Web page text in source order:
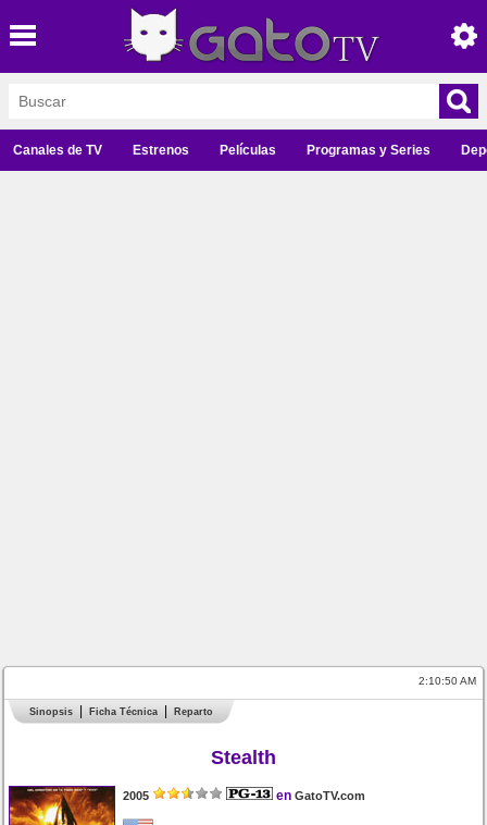
Canales de TV Estrenos Películas Programas y Series
2:10:50 AM
Sinopsis Ficha Técnica Reparto
Stealth
2005 en GatoTV.com